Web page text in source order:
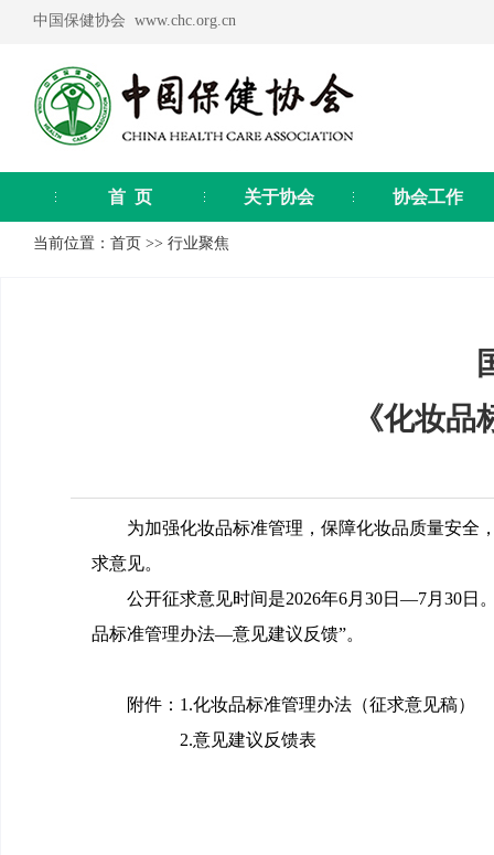
中国保健协会 www.chc.org.cn
首 页 关于协会 协会工作
当前位置： 首页 >> 行业聚焦
《化妆
为加强化妆品标准管理，保障化妆品质量安全，
求意见。
公开征求意见时间是2026年6月30日—7月30日
品标准管理办法—意见建议反馈”。
附件：1.化妆品标准管理办法（征求意见稿）
2.意见建议反馈表